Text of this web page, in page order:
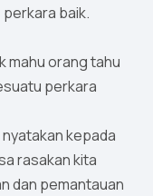
baik.
mahu orang tahu
perkara
nyatakan kepada
rasakan kita
dan pemantauan